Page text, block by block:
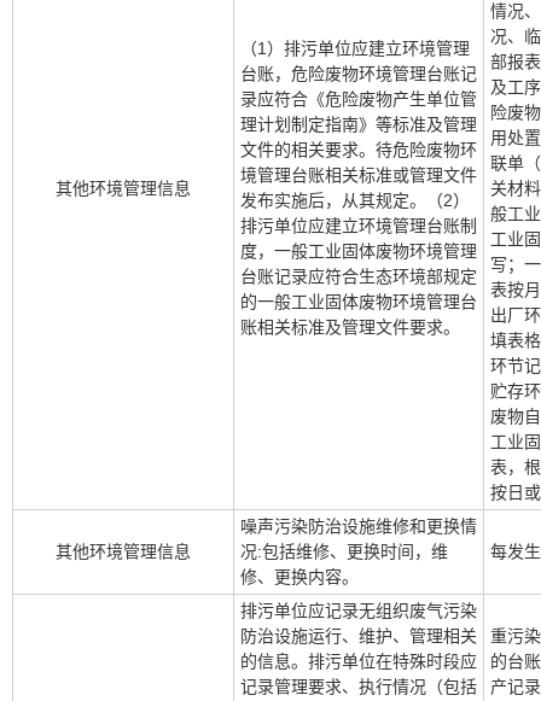
其他环境管理信息
（1）排污单位应建立环境管理
台账，危险废物环境管理台账记
录应符合《危险废物产生单位管
理计划制定指南》等标准及管理
文件的相关要求。待危险废物环
境管理台账相关标准或管理文件
发布实施后，从其规定。（2）
排污单位应建立环境管理台账制
度，一般工业固体废物环境管理
台账记录应符合生态环境部规定
的一般工业固体废物环境管理台
账相关标准及管理文件要求。
情况
况、
部报
及工
险废
用处
联单
关材
般工
工业
写；
表按
出厂
填表
环节
贮存
废物
工业
表，
按日
其他环境管理信息
噪声污染防治设施维修和更换情
况:包括维修、更换时间，维
修、更换内容。
每发
排污单位应记录无组织废气污染
防治设施运行、维护、管理相关
的信息。排污单位在特殊时段应
记录管理要求、执行情况（包括
重污
的台
产记